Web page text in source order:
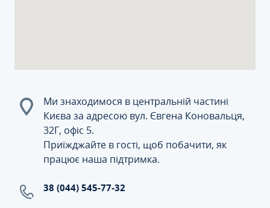
Ми знаходимося в центральній частині
Києва за адресою вул. Євгена Коновальця,
32Г, офіс 5.
Приїжджайте в гості, щоб побачити, як
працює наша підтримка.
38 (044) 545-77-32